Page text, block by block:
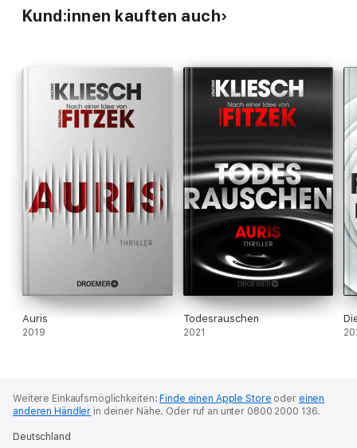
Kund:innen kauften auch
Auris
2019
Todesrauschen
2021
Weitere Einkaufsmöglichkeiten: Finde einen Apple Store oder einen
anderen Händler in deiner Nähe. Oder ruf an unter 0800 2000 136.
Deutschland